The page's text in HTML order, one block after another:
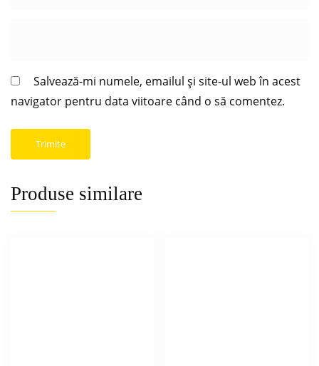
Salvează-mi numele, emailul și site-ul web în acest
navigator pentru data viitoare când o să comentez.
Produse similare